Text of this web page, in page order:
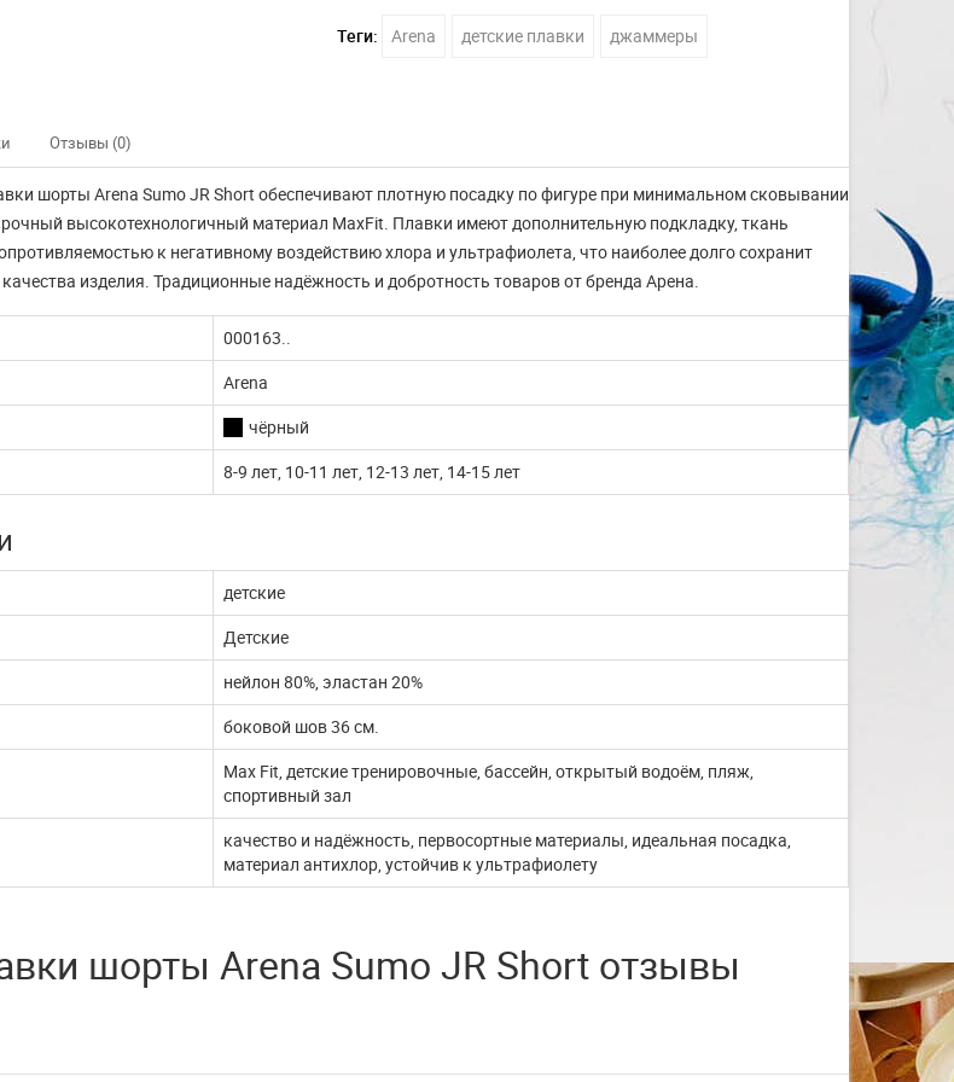
с
В эти сложные дни, наш интернет
магазин продолжает работать. Мы с
удовольствием выпол...
ЧИТАТЬ ДАЛЬШЕ
Изготовление на заказ
ЧИТАТЬ ДАЛЬШЕ
Теги: Arena детские плавки джаммеры
Отзывы (0)
шорты Arena Sumo JR Short обеспечивают плотную посадку по фигуре при минимальном сковывании
высокотехнологичный материал MaxFit. Плавки имеют дополнительную подкладку, ткань
к негативному воздействию хлора и ультрафиолета, что наиболее долго сохранит
изделия. Традиционные надёжность и добротность товаров от бренда Арена.
000163..
Arena
чёрный
8-9 лет, 10-11 лет, 12-13 лет, 14-15 лет
детские
Детские
нейлон 80%, эластан 20%
боковой шов 36 см.
Max Fit, детские тренировочные, бассейн, открытый водоём, пляж,
спортивный зал
качество и надёжность, первосортные материалы, идеальная посадка,
материал антихлор, устойчив к ультрафиолету
шорты Arena Sumo JR Short отзывы